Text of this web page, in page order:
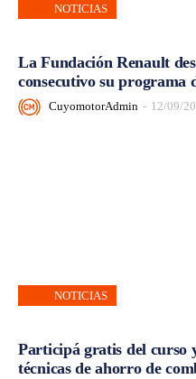
NOTICIAS
La Fundación Renault
consecutivo su programa
CuyomotorAdmin - 12/09/
NOTICIAS
Participá gratis del curso
técnicas de ahorro de